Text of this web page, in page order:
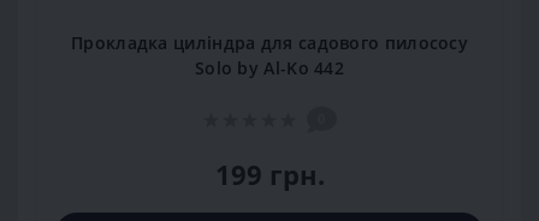
Прокладка циліндра для садового пилососу
Solo by Al-Ko 442
199 грн.